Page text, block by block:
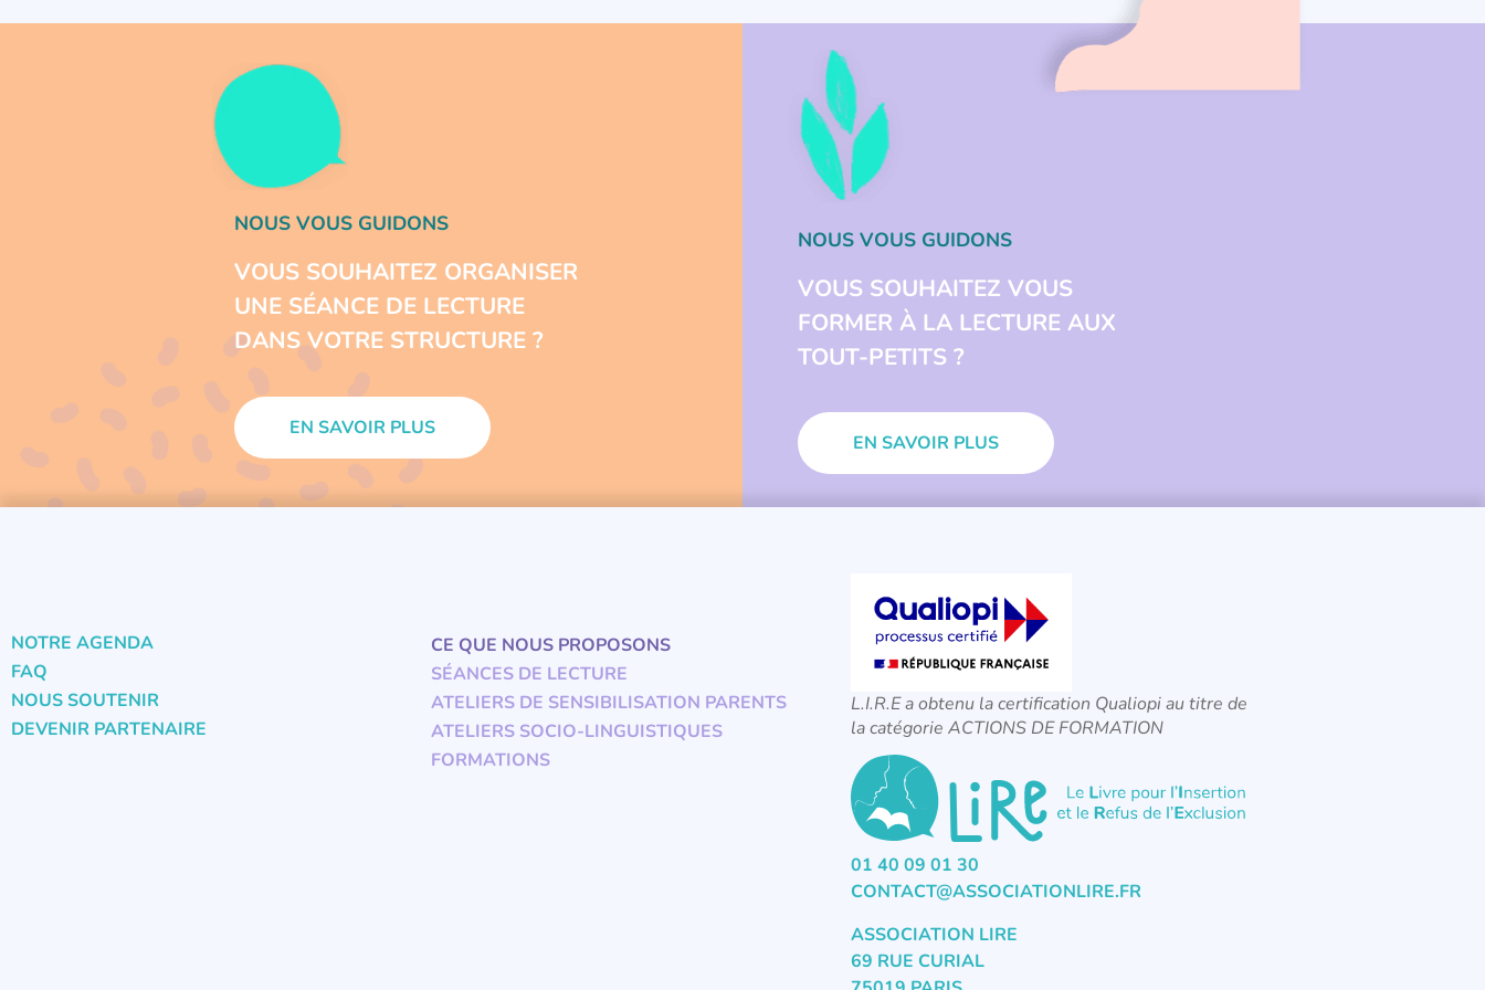
NOUS VOUS GUIDONS
VOUS SOUHAITEZ ORGANISER
UNE SÉANCE DE LECTURE
DANS VOTRE STRUCTURE ?
EN SAVOIR PLUS
NOUS VOUS GUIDONS
VOUS SOUHAITEZ VOUS
FORMER À LA LECTURE AUX
TOUT-PETITS ?
EN SAVOIR PLUS
NOTRE AGENDA
FAQ
NOUS SOUTENIR
DEVENIR PARTENAIRE
CE QUE NOUS PROPOSONS
SÉANCES DE LECTURE
ATELIERS DE SENSIBILISATION PARENTS
ATELIERS SOCIO-LINGUISTIQUES
FORMATIONS
L.I.R.E a obtenu la certification Qualiopi au titre de
la catégorie ACTIONS DE FORMATION
01 40 09 01 30
CONTACT@ASSOCIATIONLIRE.FR
ASSOCIATION LIRE
69 RUE CURIAL